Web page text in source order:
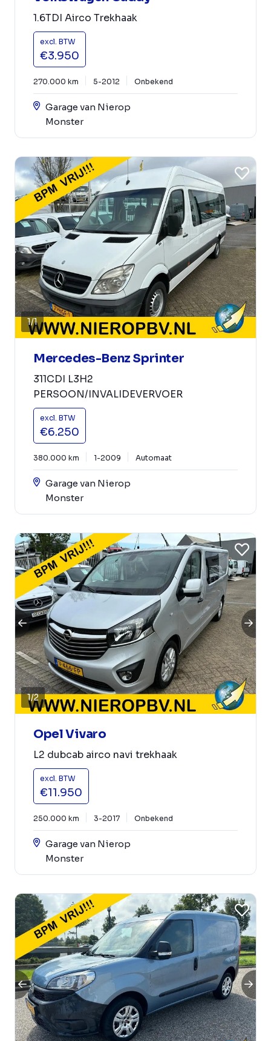
1.6TDI Airco Trekhaak
excl. BTW
€3.950
270.000 km 5-2012 Onbekend
Garage van Nierop
Monster
1/1
Mercedes-Benz Sprinter
311CDI L3H2
PERSOON/INVALIDEVERVOER
excl. BTW
€6.250
380.000 km 1-2009 Automaat
Garage van Nierop
Monster
1/2
Opel Vivaro
L2 dubcab airco navi trekhaak
excl. BTW
€11.950
250.000 km 3-2017 Onbekend
Garage van Nierop
Monster